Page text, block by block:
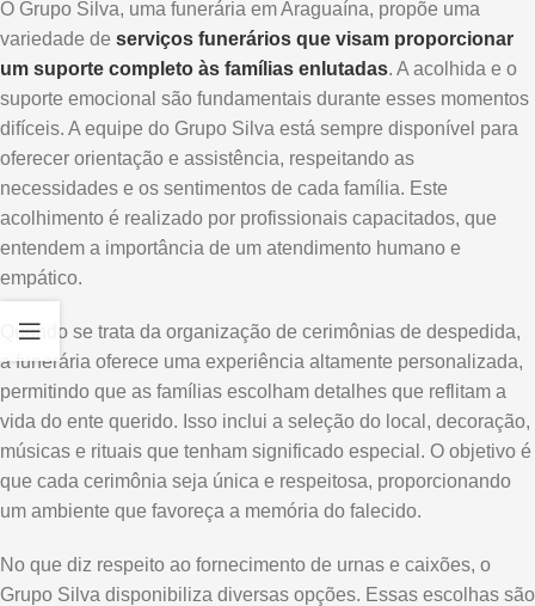
O Grupo Silva, uma funerária em Araguaína, propõe uma
variedade de serviços funerários que visam proporcionar
um suporte completo às famílias enlutadas. A acolhida e o
suporte emocional são fundamentais durante esses momentos
difíceis. A equipe do Grupo Silva está sempre disponível para
oferecer orientação e assistência, respeitando as
necessidades e os sentimentos de cada família. Este
acolhimento é realizado por profissionais capacitados, que
entendem a importância de um atendimento humano e
empático.
Quando se trata da organização de cerimônias de despedida,
a funerária oferece uma experiência altamente personalizada,
permitindo que as famílias escolham detalhes que reflitam a
vida do ente querido. Isso inclui a seleção do local, decoração,
músicas e rituais que tenham significado especial. O objetivo é
que cada cerimônia seja única e respeitosa, proporcionando
um ambiente que favoreça a memória do falecido.
No que diz respeito ao fornecimento de urnas e caixões, o
Grupo Silva disponibiliza diversas opções. Essas escolhas são